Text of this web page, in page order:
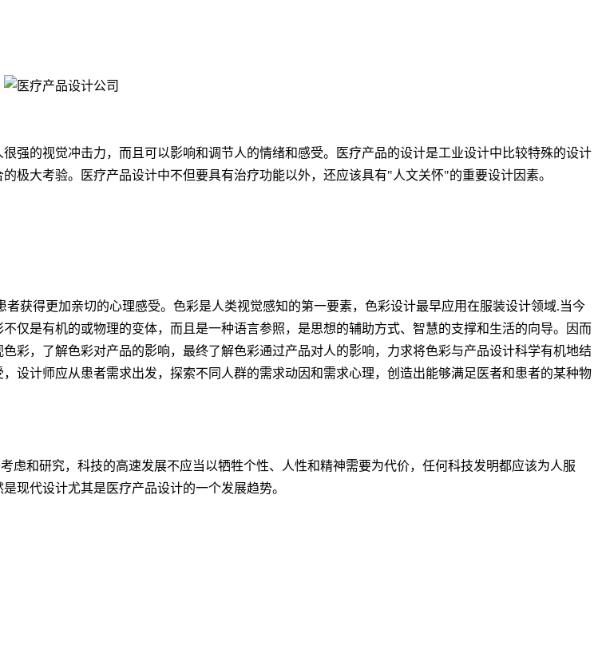
的视觉冲击力，而且可以影响和调节人的情绪和感受。医疗产品的设计是工业设计中比较特殊的设计
极大考验。医疗产品设计中不但要具有治疗功能以外，还应该具有"人文关怀"的重要设计因素。
得更加亲切的心理感受。色彩是人类视觉感知的第一要素，色彩设计最早应用在服装设计领域.当今
仅是有机的或物理的变体，而且是一种语言参照，是思想的辅助方式、智慧的支撑和生活的向导。因而
彩，了解色彩对产品的影响，最终了解色彩通过产品对人的影响，力求将色彩与产品设计科学有机地结
设计师应从患者需求出发，探索不同人群的需求动因和需求心理，创造出能够满足医者和患者的某种物
虑和研究，科技的高速发展不应当以牺牲个性、人性和精神需要为代价，任何科技发明都应该为人服
现代设计尤其是医疗产品设计的一个发展趋势。